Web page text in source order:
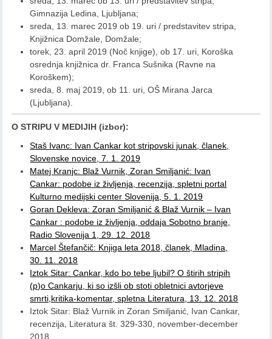
Gimnazija Ledina, Ljubljana;
sreda, 13. marec 2019 ob 19. uri / predstavitev stripa,
Knjižnica Domžale, Domžale;
torek, 23. april 2019 (Noč knjige), ob 17. uri, Koroška
osrednja knjižnica dr. Franca Sušnika (Ravne na
Koroškem);
sreda, 8. maj 2019, ob 11. uri, OŠ Mirana Jarca
(Ljubljana).
O STRIPU V MEDIJIH (izbor):
Staš Ivanc: Ivan Cankar kot stripovski junak, članek,
Slovenske novice, 7. 1. 2019
Matej Kranjc: Blaž Vurnik, Zoran Smiljanić: Ivan
Cankar: podobe iz življenja, recenzija, spletni portal
Kulturno medijski center Slovenija, 5. 1. 2019
Goran Dekleva: Zoran Smiljanić & Blaž Vurnik – Ivan
Cankar : podobe iz življenja, oddaja Sobotno branje,
Radio Slovenija 1, 29. 12. 2018
Marcel Štefančič: Knjiga leta 2018, članek, Mladina,
30. 11. 2018
Iztok Sitar: Cankar, kdo bo tebe ljubil? O štirih stripih
(p)o Cankarju, ki so izšli ob stoti obletnici avtorjeve
smrti,kritika-komentar, spletna Literatura, 13. 12. 2018
Iztok Sitar: Blaž Vurnik in Zoran Smiljanić, Ivan Cankar,
recenzija, Literatura št. 329-330, november-december
2018